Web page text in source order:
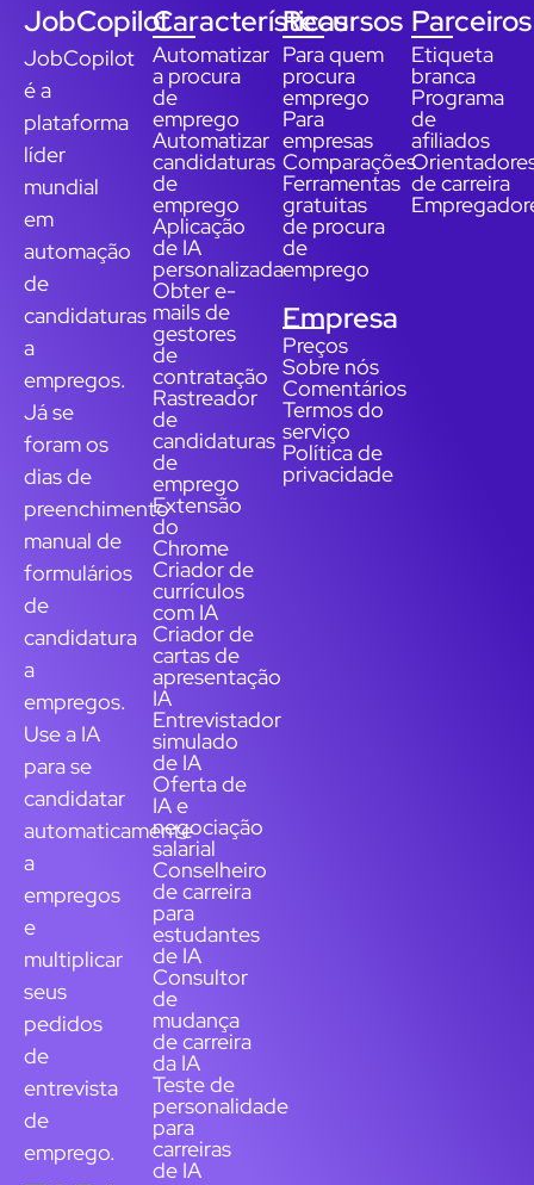
JobCopilot
JobCopilot
é a
plataforma
líder
mundial
em
automação
de
candidaturas
a
empregos.
Já se
foram os
dias de
preenchimento
manual de
formulários
de
candidatura
a
empregos.
Use a IA
para se
candidatar
automaticamente
a
empregos
e
multiplicar
seus
pedidos
de
entrevista
de
emprego.
Características
Automatizar
a procura
de
emprego
Automatizar
candidaturas
de
emprego
Aplicação
de IA
personalizada
Obter e-
mails de
gestores
de
contratação
Rastreador
de
candidaturas
de
emprego
Extensão
do
Chrome
Criador de
currículos
com IA
Criador de
cartas de
apresentação
IA
Entrevistador
simulado
de IA
Oferta de
IA e
negociação
salarial
Conselheiro
de carreira
para
estudantes
de IA
Consultor
de
mudança
de carreira
da IA
Teste de
personalidade
para
carreiras
de IA
Recursos
Para quem
procura
emprego
Para
empresas
Comparações
Ferramentas
gratuitas
de procura
de
emprego
Empresa
Preços
Sobre nós
Comentários
Termos do
serviço
Política de
privacidade
Parceiros
Etiqueta
branca
Programa
de
afiliados
de carreira